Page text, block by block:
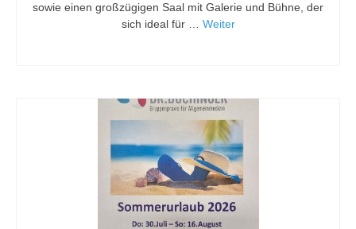
sowie einen großzügigen Saal mit Galerie und Bühne, der
sich ideal für … Weiter